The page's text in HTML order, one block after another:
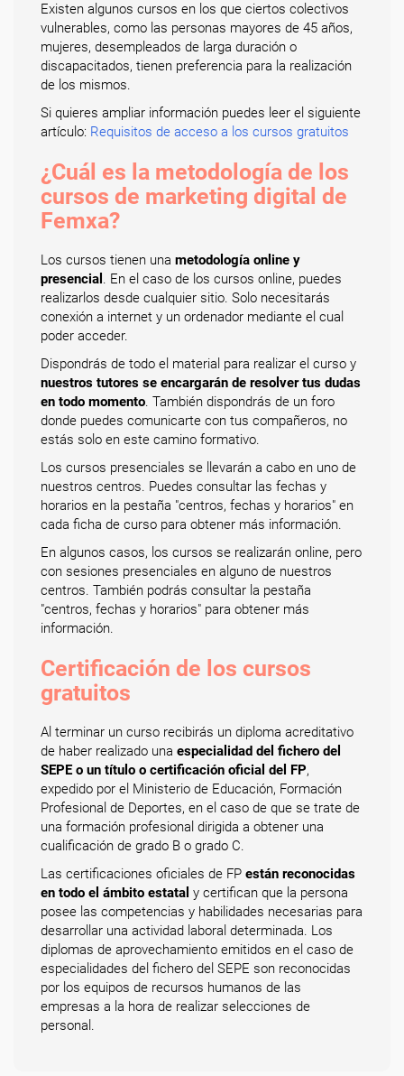
Existen algunos cursos en los que ciertos colectivos
vulnerables, como las personas mayores de 45 años,
mujeres, desempleados de larga duración o
discapacitados, tienen preferencia para la realización
de los mismos.
Si quieres ampliar información puedes leer el siguiente
artículo: Requisitos de acceso a los cursos gratuitos
¿Cuál es la metodología de los
cursos de marketing digital de
Femxa?
Los cursos tienen una metodología online y
presencial . En el caso de los cursos online, puedes
realizarlos desde cualquier sitio. Solo necesitarás
conexión a internet y un ordenador mediante el cual
poder acceder.
Dispondrás de todo el material para realizar el curso y
nuestros tutores se encargarán de resolver tus dudas
en todo momento. También dispondrás de un foro
donde puedes comunicarte con tus compañeros, no
estás solo en este camino formativo.
Los cursos presenciales se llevarán a cabo en uno de
nuestros centros. Puedes consultar las fechas y
horarios en la pestaña "centros, fechas y horarios" en
cada ficha de curso para obtener más información.
En algunos casos, los cursos se realizarán online, pero
con sesiones presenciales en alguno de nuestros
centros. También podrás consultar la pestaña
"centros, fechas y horarios" para obtener más
información.
Certificación de los cursos
gratuitos
Al terminar un curso recibirás un diploma acreditativo
de haber realizado una especialidad del fichero del
SEPE o un título o certificación oficial del FP,
expedido por el Ministerio de Educación, Formación
Profesional de Deportes, en el caso de que se trate de
una formación profesional dirigida a obtener una
cualificación de grado B o grado C.
Las certificaciones oficiales de FP están reconocidas
en todo el ámbito estatal y certifican que la persona
posee las competencias y habilidades necesarias para
desarrollar una actividad laboral determinada. Los
diplomas de aprovechamiento emitidos en el caso de
especialidades del fichero del SEPE son reconocidas
por los equipos de recursos humanos de las
empresas a la hora de realizar selecciones de
personal.